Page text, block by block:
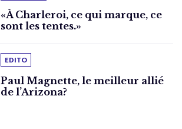
«À Charleroi, ce qui marque, ce
sont les tentes.»
EDITO
Paul Magnette, le meilleur allié
de l’Arizona?